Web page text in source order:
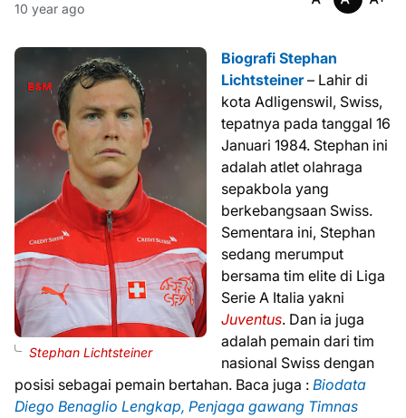
10 year ago
Stephan Lichtsteiner
Biografi Stephan
Lichtsteiner– Lahir di
kota Adligenswil, Swiss,
tepatnya pada tanggal 16
Januari 1984. Stephan ini
adalah atlet olahraga
sepakbola yang
berkebangsaan Swiss.
Sementara ini, Stephan
sedang merumput
bersama tim elite di Liga
Serie A Italia yakni
Juventus. Dan ia juga
adalah pemain dari tim
nasional Swiss dengan
posisi sebagai pemain bertahan. Baca juga : Biodata
Diego Benaglio Lengkap, Penjaga gawang Timnas